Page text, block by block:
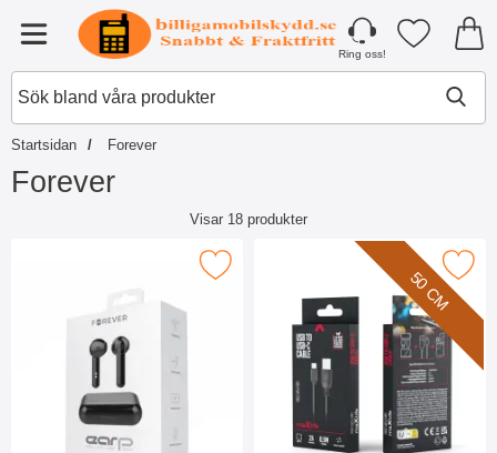
Meny Startsidan för Tibro Billiga
Ring oss!
Mina
Startsidan Forever
Forever
Visar 18 produkter
Makera in-Ear Trådlösa hörlurar, TWE-110 som favorit
50 CM
Makera maxlife Type C USB